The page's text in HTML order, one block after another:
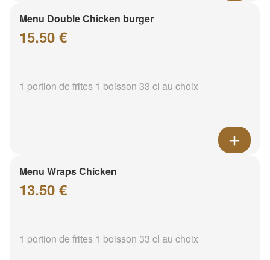
Menu Double Chicken burger
15.50 €
1 portion de frites 1 boisson 33 cl au choix
Menu Wraps Chicken
13.50 €
1 portion de frites 1 boisson 33 cl au choix